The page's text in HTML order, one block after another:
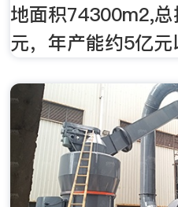
地面积74300m2,
元，年产能约5亿元